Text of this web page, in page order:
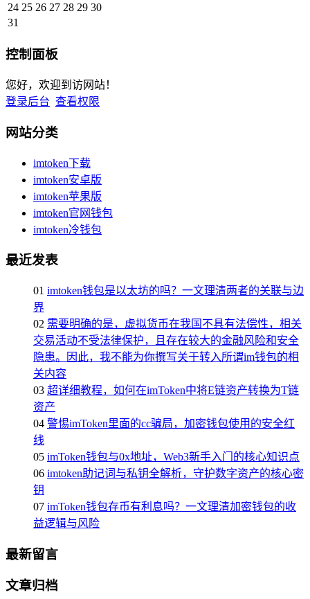
24 25 26 27 28 29 30
31
控制面板
您好，欢迎到访网站！
登录后台 查看权限
网站分类
imtoken下载
imtoken安卓版
imtoken苹果版
imtoken官网钱包
imtoken冷钱包
最近发表
01 imtoken钱包是以太坊的吗？一文理清两者的关联与边
界
02 需要明确的是，虚拟货币在我国不具有法偿性，相关
交易活动不受法律保护，且存在较大的金融风险和安全
隐患。因此，我不能为你撰写关于转入所谓im钱包的相
关内容
03 超详细教程，如何在imToken中将E链资产转换为T链
资产
04 警惕imToken里面的cc骗局，加密钱包使用的安全红
线
05 imToken钱包与0x地址，Web3新手入门的核心知识点
06 imtoken助记词与私钥全解析，守护数字资产的核心密
钥
07 imToken钱包存币有利息吗？一文理清加密钱包的收
益逻辑与风险
最新留言
文章归档